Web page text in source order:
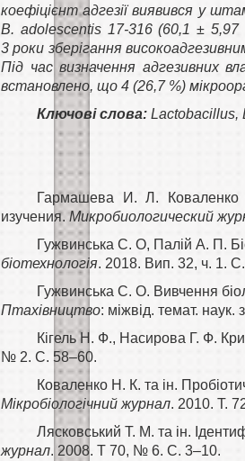
коефіцієнт адгезії виявився у
B. adolescentis 17-316 (60,1 ±
3 роки зберігання
Під час визначення адгезивних
встановлено, що 4 (26,7 %)
Ключові слова: Lactobacillus,
Гармашева И. Л. Коваленко
изучения.Микробиологический
Гужвинська С. О, Палій А. П.
біотехнологія. 2018. Вип. 32, ч. 1.
Гужвинська С. О. Вивчення
Птахівництво: мiжвiд. темат. наук.
Кігель Н. Ф., Насирова Г. Ф.
№ 2. С. 58–60.
Коваленко Н. К. та ін.
Мікробіологічний журнал. 2010. Т.
Лясковський Т. М. та ін.
журнал. 2008. Т 70, № 6. С. 3–10.